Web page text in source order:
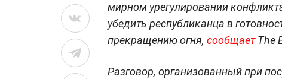
мирном урегулировании
убедить республиканца в
прекращению огня, сообщаетThe
Разговор, организованный при